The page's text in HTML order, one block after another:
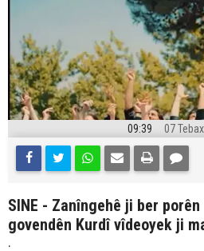
09:39 07
SINE - Zanîngehê ji ber
govendên Kurdî vîdeoyek ji
.